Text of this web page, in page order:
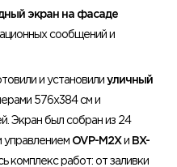
экран на фасаде
сообщений и
и установили уличный
576х384 см и
Экран был собран из 24
управлением OVP-M2X и BX-
комплекс работ: от заливки